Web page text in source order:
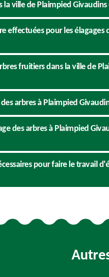
la ville de Plaimpied
effectuées pour les élagages
fruitiers dans la ville de
arbres à Plaimpied
des arbres à Plaimpied
pour faire le travail